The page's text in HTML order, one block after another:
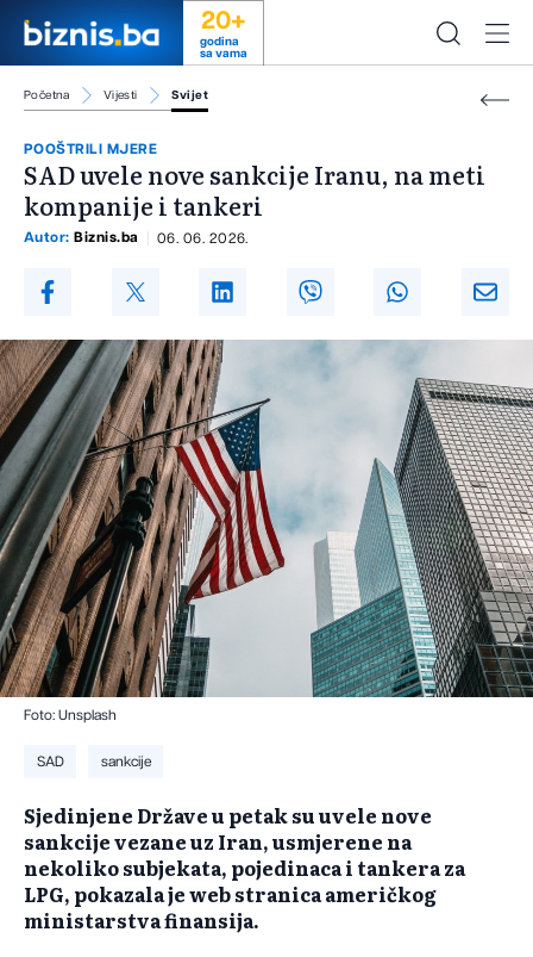
20+
godina
sa vama
Početna Vijesti Svijet
POOŠTRILI MJERE
SAD uvele nove sankcije Iranu, na meti
kompanije i tankeri
Autor: Biznis.ba 06. 06. 2026.
Foto: Unsplash
SAD sankcije
Sjedinjene Države u petak su uvele nove
sankcije vezane uz Iran, usmjerene na
nekoliko subjekata, pojedinaca i tankera za
LPG, pokazala je web stranica američkog
ministarstva finansija.